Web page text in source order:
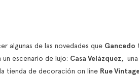
algunas de las novedades que Gancedo
escenario de lujo: Casa Velázquez,
tienda de decoración on line Rue